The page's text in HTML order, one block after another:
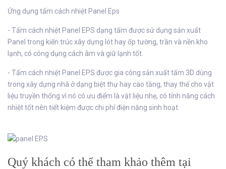
Ứng dụng tấm cách nhiệt Panel Eps
- Tấm cách nhiệt Panel EPS dạng tấm được sử dụng sản xuất
Panel trong kiến trúc xây dựng lót hay ốp tường, trần và nền kho
lạnh, có công dụng cách âm và giữ lạnh tốt.
- Tấm cách nhiệt Panel EPS được gia công sản xuất tấm 3D dùng
trong xây dựng nhà ở dạng biệt thự hay cao tầng, thay thế cho vật
liệu truyền thống vì nó có ưu điểm là vật liệu nhẹ, có tính năng cách
nhiệt tốt nên tiết kiệm được chi phí điện năng sinh hoạt.
Quý khách có thể tham khảo thêm tại